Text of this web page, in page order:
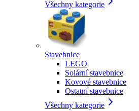
Všechny kategorie
Stavebnice
LEGO
Solární stavebnice
Kovové stavebnice
Ostatní stavebnice
Všechny kategorie